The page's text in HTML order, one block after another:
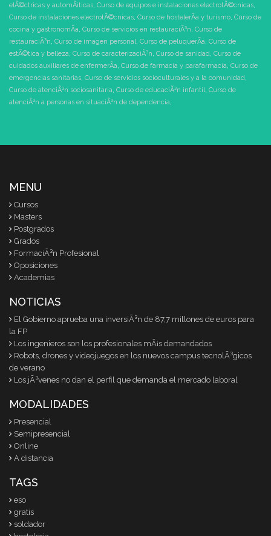
elÃ©ctricas y automÃ¡ticas, Curso de equipos e instalaciones electrotÃ©cnicas,
Curso de instalaciones electrotÃ©cnicas, Curso de hostelerÃ­a y turismo, Curso de
cocina y gastronomÃ­a, Curso de servicios en restauraciÃ³n, Curso de
restauraciÃ³n, Curso de imagen personal, Curso de peluquerÃ­a, Curso de
estÃ©tica y belleza, Curso de caracterizaciÃ³n, Curso de sanidad, Curso de
cuidados auxiliares de enfermerÃ­a, Curso de farmacia y parafarmacia, Curso de
emergencias sanitarias, Curso de servicios socioculturales y a la comunidad,
Curso de atenciÃ³n sociosanitaria, Curso de educaciÃ³n infantil, Curso de
atenciÃ³n a personas en situaciÃ³n de dependencia,
MENU
Cursos
Masters
Postgrados
Grados
FormaciÃ³n Profesional
Oposiciones
Academias
NOTICIAS
El Gobierno aprueba una inversiÃ³n de 87,7 millones de euros para
la FP
Los ingenieros son los profesionales mÃ¡s demandados
Robots, drones y videojuegos en los nuevos campus tecnolÃ³gicos
de verano
Los jÃ³venes no dan el perfil que demanda el mercado laboral
MODALIDADES
Presencial
Semipresencial
Online
A distancia
TAGS
eso
gratis
soldador